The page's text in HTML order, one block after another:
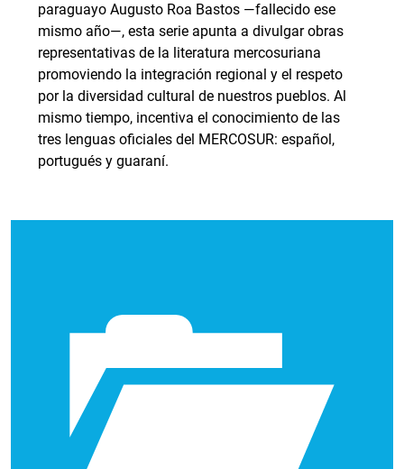
paraguayo Augusto Roa Bastos —fallecido ese
mismo año—, esta serie apunta a divulgar obras
representativas de la literatura mercosuriana
promoviendo la integración regional y el respeto
por la diversidad cultural de nuestros pueblos. Al
mismo tiempo, incentiva el conocimiento de las
tres lenguas oficiales del MERCOSUR: español,
portugués y guaraní.